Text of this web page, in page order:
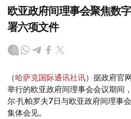
欧亚政府间理事会聚焦数
署六项文件
（哈萨克国际通讯社讯）据政府官
举行的欧亚政府间理事会会议期间
尔·扎帕罗夫7日与欧亚政府间理事
集体会见。